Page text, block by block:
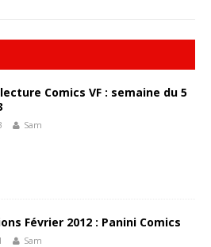
Comics VF : semaine du 5
Sam
Février 2012 : Panini Comics
Sam